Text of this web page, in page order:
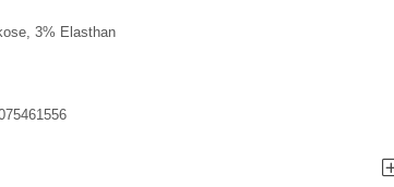
3% Elasthan